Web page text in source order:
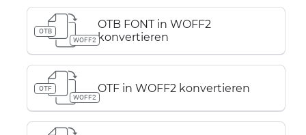
OTB
WOFF2
OTB FONT in WOFF2
konvertieren
OTF
WOFF2
OTF in WOFF2 konvertieren